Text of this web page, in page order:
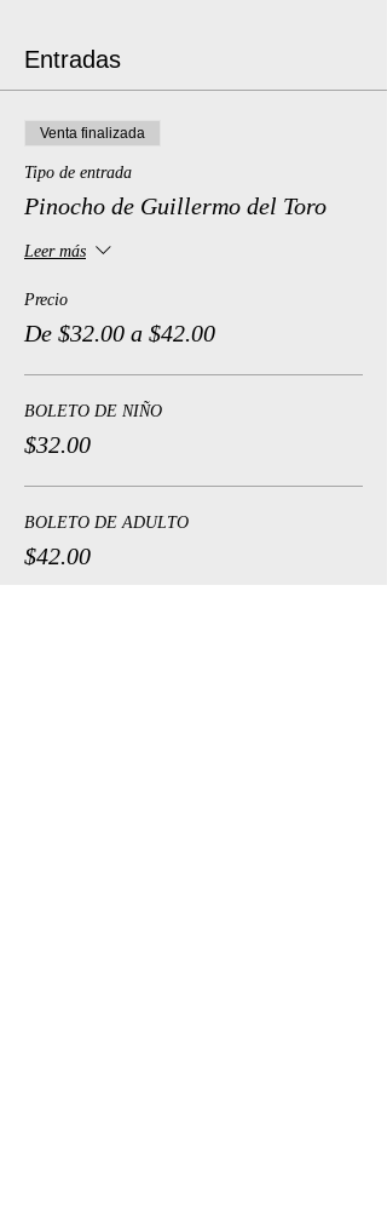
Entradas
Venta finalizada
Tipo de entrada
Pinocho de Guillermo del Toro
Leer más
Precio
De $32.00 a $42.00
BOLETO DE NIÑO
$32.00
BOLETO DE ADULTO
$42.00